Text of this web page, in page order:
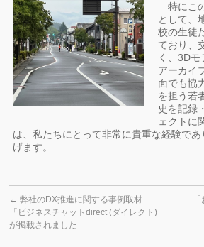
特にこ
として、
校の生徒
ており、
く、3D
アーカイ
面でも協
を担う若
史を記録
ェクトに
は、私たちにとって非常に貴重な経験で
げます。
← 弊社のDX推進に関する事例取材
「ビジネスチャットdirect (ダイレクト)
が掲載されました